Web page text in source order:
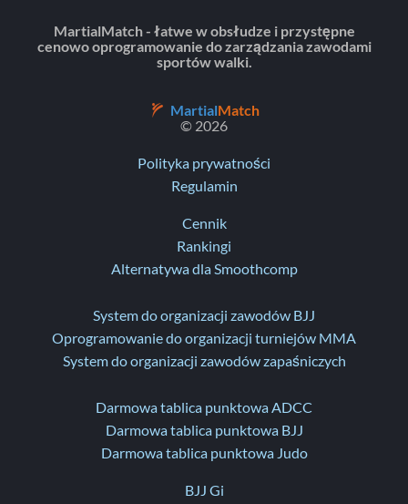
MartialMatch - łatwe w obsłudze i przystępne
cenowo oprogramowanie do zarządzania zawodami
sportów walki.
MartialMatch
© 2026
Polityka prywatności
Regulamin
Cennik
Rankingi
Alternatywa dla Smoothcomp
System do organizacji zawodów BJJ
Oprogramowanie do organizacji turniejów MMA
System do organizacji zawodów zapaśniczych
Darmowa tablica punktowa ADCC
Darmowa tablica punktowa BJJ
Darmowa tablica punktowa Judo
BJJ Gi